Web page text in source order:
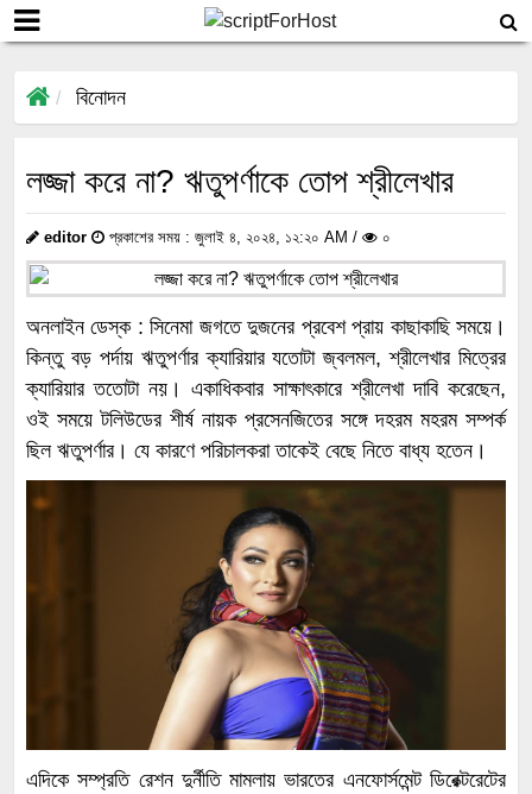
বিনোদন
লজ্জা করে না? ঋতুপর্ণাকে তোপ শ্রীলেখার
editor প্রকাশের সময় : জুলাই ৪, ২০২৪, ১২:২০ AM / ০
অনলাইন ডেস্ক : সিনেমা জগতে দুজনের প্রবেশ প্রায় কাছাকাছি সময়ে।
কিন্তু বড় পর্দায় ঋতুপর্ণার ক্যারিয়ার যতোটা জ্বলমল, শ্রীলেখার মিত্রের
ক্যারিয়ার ততোটা নয়। একাধিকবার সাক্ষাৎকারে শ্রীলেখা দাবি করেছেন,
ওই সময়ে টলিউডের শীর্ষ নায়ক প্রসেনজিতের সঙ্গে দহরম মহরম সম্পর্ক
ছিল ঋতুপর্ণার। যে কারণে পরিচালকরা তাকেই বেছে নিতে বাধ্য হতেন।
এদিকে সম্প্রতি রেশন দুর্নীতি মামলায় ভারতের এনফোর্সমেন্ট ডিরেক্টরেটের